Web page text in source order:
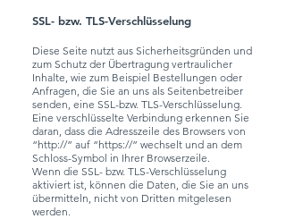
SSL- bzw. TLS-Verschlüsselung
Diese Seite nutzt aus Sicherheitsgründen und
zum Schutz der Übertragung vertraulicher
Inhalte, wie zum Beispiel Bestellungen oder
Anfragen, die Sie an uns als Seitenbetreiber
senden, eine SSL-bzw. TLS-Verschlüsselung.
Eine verschlüsselte Verbindung erkennen Sie
daran, dass die Adresszeile des Browsers von
“http://” auf “https://” wechselt und an dem
Schloss-Symbol in Ihrer Browserzeile.
Wenn die SSL- bzw. TLS-Verschlüsselung
aktiviert ist, können die Daten, die Sie an uns
übermitteln, nicht von Dritten mitgelesen
werden.